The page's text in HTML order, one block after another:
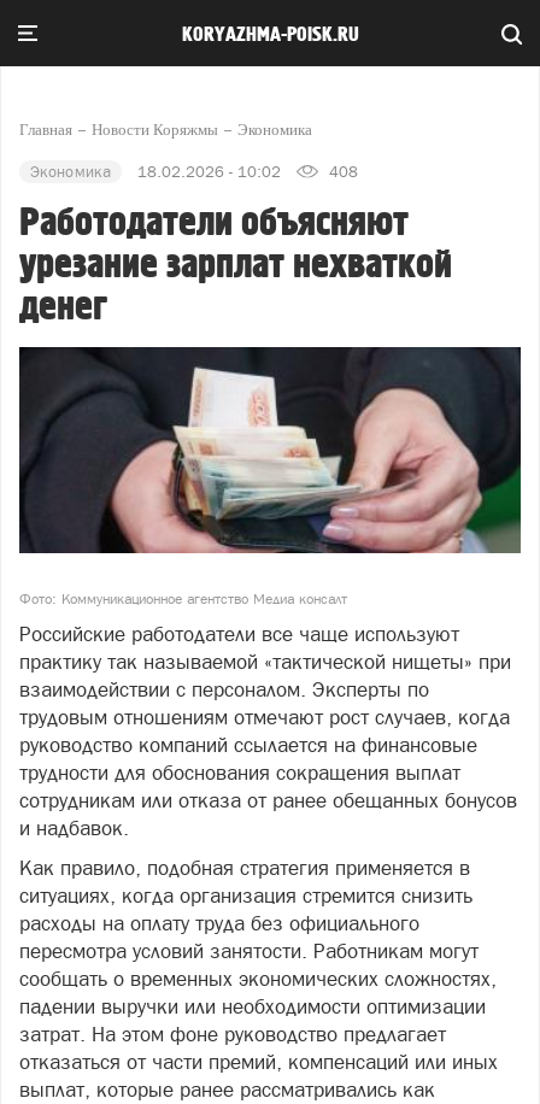
KORYAZHMA-POISK.RU
Главная Новости Коряжмы Экономика
Экономика 18.02.2026 - 10:02 408
Работодатели объясняют
урезание зарплат нехваткой
денег
Фото: Коммуникационное агентство Медиа консалт
Российские работодатели все чаще используют
практику так называемой «тактической нищеты» при
взаимодействии с персоналом. Эксперты по
трудовым отношениям отмечают рост случаев, когда
руководство компаний ссылается на финансовые
трудности для обоснования сокращения выплат
сотрудникам или отказа от ранее обещанных бонусов
и надбавок.
Как правило, подобная стратегия применяется в
ситуациях, когда организация стремится снизить
расходы на оплату труда без официального
пересмотра условий занятости. Работникам могут
сообщать о временных экономических сложностях,
падении выручки или необходимости оптимизации
затрат. На этом фоне руководство предлагает
отказаться от части премий, компенсаций или иных
выплат, которые ранее рассматривались как